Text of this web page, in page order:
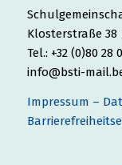
Klosterstraße
Tel.: +32 (0)80 28
info@bsti-
Impressum –